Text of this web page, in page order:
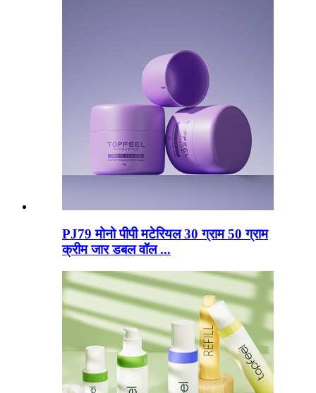
PJ79 मोनो पीपी मटेरियल 30 ग्राम 50 ग्राम
क्रीम जार डबल वॉल ...